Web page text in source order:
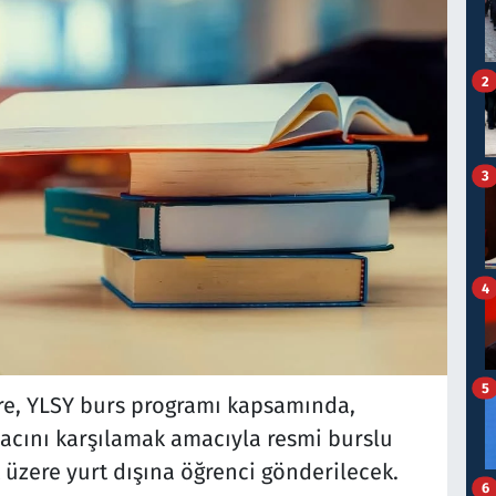
YLSY burs programı kapsamında,
karşılamak amacıyla resmi burslu
yurt dışına öğrenci gönderilecek.
2
3
4
5
6